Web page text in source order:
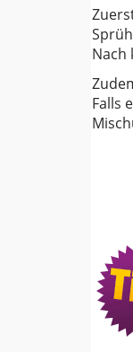
Nach
Falls